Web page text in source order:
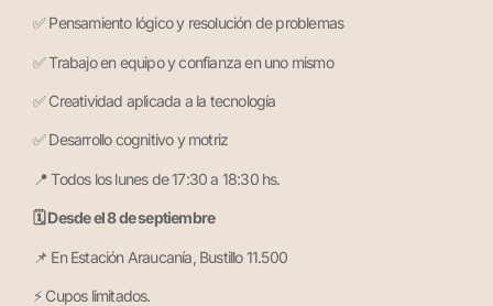
✅ Pensamiento lógico y resolución de problemas
✅ Trabajo en equipo y confianza en uno mismo
✅ Creatividad aplicada a la tecnología
✅ Desarrollo cognitivo y motriz
📍 Todos los lunes de 17:30 a 18:30 hs.
🗓️ Desde el 8 de septiembre
📌 En Estación Araucanía, Bustillo 11.500
⚡ Cupos limitados.